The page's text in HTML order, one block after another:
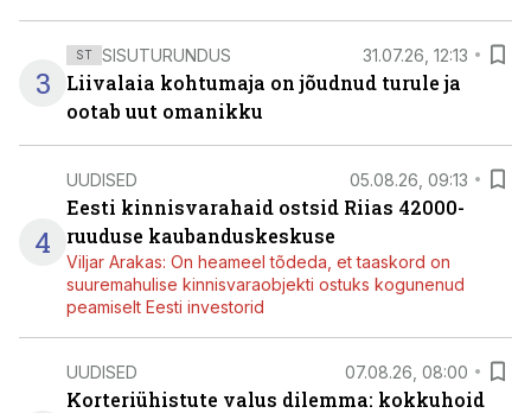
3
ST SISUTURUNDUS 31.07.26, 12:13
Liivalaia kohtumaja on jõudnud turule ja
ootab uut omanikku
4
UUDISED 05.08.26, 09:13
Eesti kinnisvarahaid ostsid Riias 42000-
ruuduse kaubanduskeskuse
Viljar Arakas: On heameel tõdeda, et taaskord on
suuremahulise kinnisvaraobjekti ostuks kogunenud
peamiselt Eesti investorid
UUDISED 07.08.26, 08:00
Korteriühistute valus dilemma: kokkuhoid